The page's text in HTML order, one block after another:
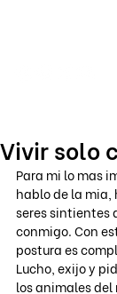
Vivir solo
Para mi lo mas
hablo de la mia,
seres sintientes
conmigo. Con
postura es
Lucho, exijo y
los animales del